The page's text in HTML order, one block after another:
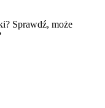
Sprawdź, może